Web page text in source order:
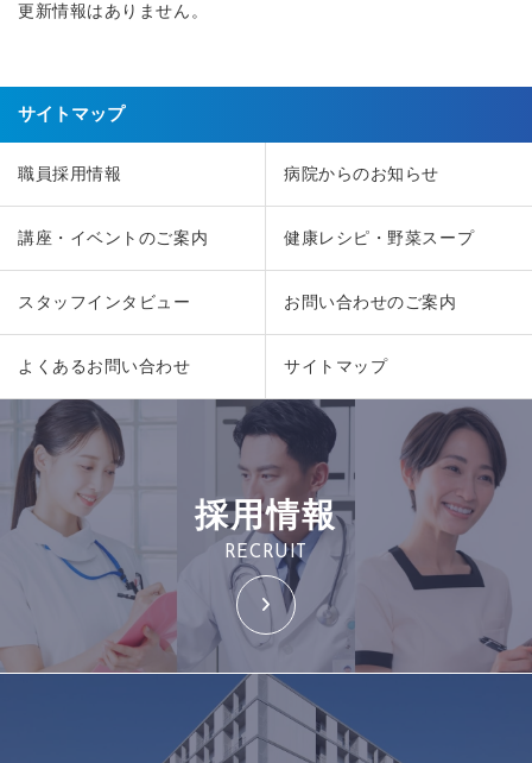
更新情報はありません。
サイトマップ
職員採用情報 病院からのお知らせ
講座・イベントのご案内 健康レシピ・野菜スープ
スタッフインタビュー お問い合わせのご案内
よくあるお問い合わせ サイトマップ
採用情報
RECRUIT